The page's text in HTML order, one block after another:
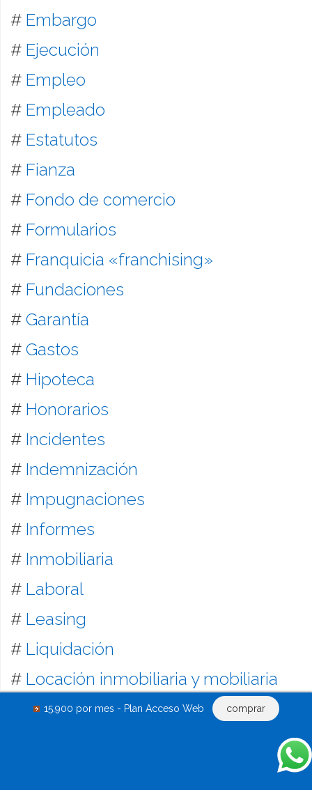
15.900 por mes - Plan Acceso Web comprar
# Embargo
# Ejecución
# Empleo
# Empleado
# Estatutos
# Fianza
# Fondo de comercio
# Formularios
# Franquicia «franchising»
# Fundaciones
# Garantía
# Gastos
# Hipoteca
# Honorarios
# Incidentes
# Indemnización
# Impugnaciones
# Informes
# Inmobiliaria
# Laboral
# Leasing
# Liquidación
# Locación inmobiliaria y mobiliaria
Mandatos